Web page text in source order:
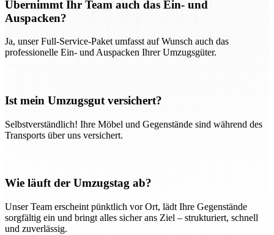
Übernimmt Ihr Team auch das Ein- und
Auspacken?
Ja, unser Full-Service-Paket umfasst auf Wunsch auch das
professionelle Ein- und Auspacken Ihrer Umzugsgüter.
Ist mein Umzugsgut versichert?
Selbstverständlich! Ihre Möbel und Gegenstände sind während des
Transports über uns versichert.
Wie läuft der Umzugstag ab?
Unser Team erscheint pünktlich vor Ort, lädt Ihre Gegenstände
sorgfältig ein und bringt alles sicher ans Ziel – strukturiert, schnell
und zuverlässig.